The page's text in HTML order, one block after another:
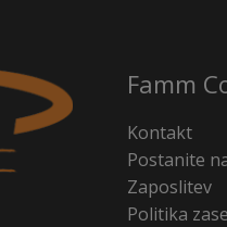
Famm
Kontakt
Postanite
Zaposlitev
Politika